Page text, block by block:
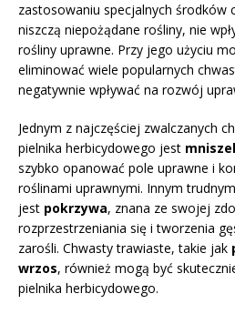
zastosowaniu specjalnych środków
niszczą niepożądane rośliny, nie
rośliny uprawne. Przy jego użyciu
eliminować wiele popularnych
negatywnie wpływać na rozwój
Jednym z najczęściej zwalczanych
pielnika herbicydowego jest
szybko opanować pole uprawne i
roślinami uprawnymi. Innym
jest pokrzywa, znana ze swojej
rozprzestrzeniania się i tworzenia
zarośli. Chwasty trawiaste, takie jak
wrzos, również mogą być
pielnika herbicydowego.